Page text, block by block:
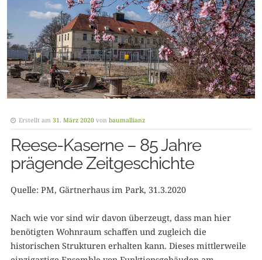
Erstellt am 31. März 2020 von baumallianz
Reese-Kaserne – 85 Jahre
prägende Zeitgeschichte
Quelle: PM, Gärtnerhaus im Park, 31.3.2020
Nach wie vor sind wir davon überzeugt, dass man hier
benötigten Wohnraum schaffen und zugleich die
historischen Strukturen erhalten kann. Dieses mittlerweile